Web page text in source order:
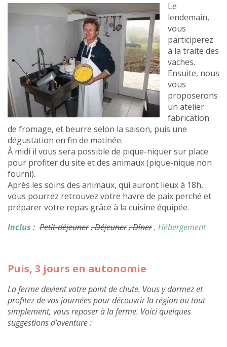
Le
lendemain,
vous
participerez
à la traite des
vaches.
Ensuite, nous
vous
proposerons
un atelier
fabrication
de fromage, et beurre selon la saison, puis une
dégustation en fin de matinée.
À midi il vous sera possible de pique-niquer sur place
pour profiter du site et des animaux (pique-nique non
fourni).
Après les soins des animaux, qui auront lieux à 18h,
vous pourrez retrouvez votre havre de paix perché et
préparer votre repas grâce à la cuisine équipée.
Inclus : Petit-déjeuner, Déjeuner, Dîner, Hébergement
Puis, 3 jours en autonomie
La ferme devient votre point de chute. Vous y dormez et
profitez de vos journées pour découvrir la région ou tout
simplement, vous reposer à la ferme. Voici quelques
suggestions d’aventure :